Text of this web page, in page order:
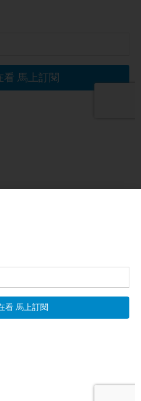
文章
！」川普會議突離場 美10
日訊】今日焦點：美軍機集結霍